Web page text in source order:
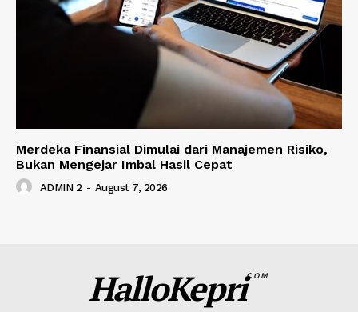
Merdeka Finansial Dimulai dari Manajemen Risiko,
Bukan Mengejar Imbal Hasil Cepat
ADMIN 2 - August 7, 2026
HalloKepriCOM